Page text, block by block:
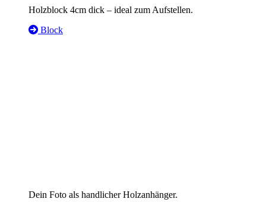
Holzblock 4cm dick – ideal zum Aufstellen.
Block
Dein Foto als handlicher Holzanhänger.